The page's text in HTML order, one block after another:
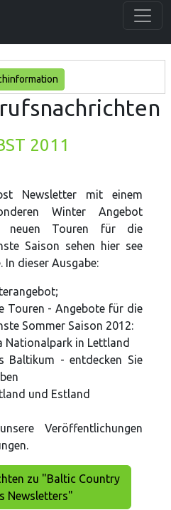
2011
Newsletter mit einem
Winter Angebot
neuen Touren für die
Saison sehen hier see
In dieser Ausgabe:
Touren - Angebote für die
Sommer Saison 2012:
Nationalpark in Lettland
Baltikum - entdecken Sie
und Estland
Veröffentlichungen
zu "Baltic Country
Newsletters"